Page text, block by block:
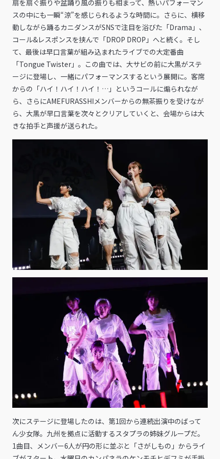
扇を扇ぐ振りや盆踊り風の振りも相まって、熱いパフォーマン
スの中にも一瞬“涼”を感じられるような時間に。さらに、横移
動しながら踊るカニダンスがSNSで注目を浴びた「Drama」、
コール&レスポンスを挟んで「DROP DROP」へと続く。そし
て、最後は早口言葉が組み込まれたライブでの大定番曲
「Tongue Twister」。この曲では、大サビの前に大黒がステ
ージに登場し、一緒にパフォーマンスするという展開に。客席
からの「ハイ！ハイ！ハイ！…」というコールに煽られなが
ら、さらにAMEFURASSHIメンバーからの無茶振りを受けなが
ら、大黒が早口言葉を次々とクリアしていくと、会場からは大
きな拍手と声援が送られた。
次にステージに登場したのは、第1回から連続出演中のばって
ん少女隊。九州を拠点に活動するスタプラの姉妹グループだ。
1曲目、メンバー6人が円の形に並ぶと「さがしもの」からライ